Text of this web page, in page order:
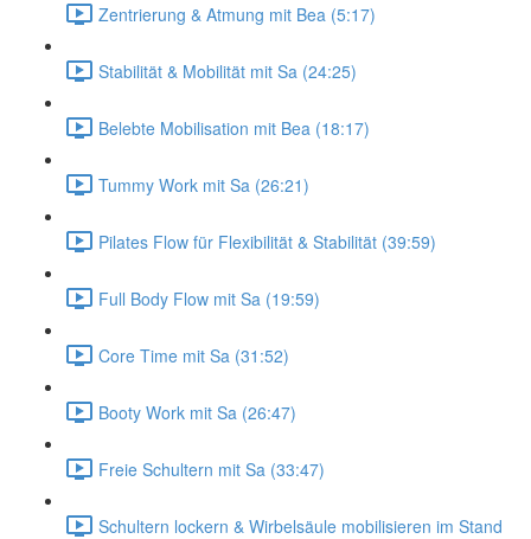
Zentrierung & Atmung mit Bea (5:17)
Stabilität & Mobilität mit Sa (24:25)
Belebte Mobilisation mit Bea (18:17)
Tummy Work mit Sa (26:21)
Pilates Flow für Flexibilität & Stabilität (39:59)
Full Body Flow mit Sa (19:59)
Core Time mit Sa (31:52)
Booty Work mit Sa (26:47)
Freie Schultern mit Sa (33:47)
Schultern lockern & Wirbelsäule mobilisieren im Stand